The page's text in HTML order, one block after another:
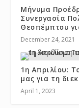
Μήνυμα
Συνεργασία
Θεοπέμπτου
December 24, 2021
1η Απριλίου:
μας για τη
April 1, 2023